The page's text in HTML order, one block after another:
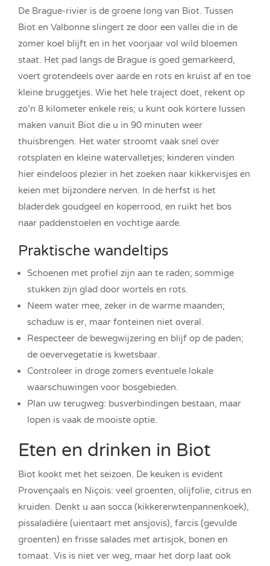
De Brague-rivier is de groene long van Biot. Tussen
Biot en Valbonne slingert ze door een vallei die in de
zomer koel blijft en in het voorjaar vol wild bloemen
staat. Het pad langs de Brague is goed gemarkeerd,
voert grotendeels over aarde en rots en kruist af en toe
kleine bruggetjes. Wie het hele traject doet, rekent op
zo’n 8 kilometer enkele reis; u kunt ook kortere lussen
maken vanuit Biot die u in 90 minuten weer
thuisbrengen. Het water stroomt vaak snel over
rotsplaten en kleine watervalletjes; kinderen vinden
hier eindeloos plezier in het zoeken naar kikkervisjes en
keien met bijzondere nerven. In de herfst is het
bladerdek goudgeel en koperrood, en ruikt het bos
naar paddenstoelen en vochtige aarde.
Praktische wandeltips
Schoenen met profiel zijn aan te raden; sommige
stukken zijn glad door wortels en rots.
Neem water mee, zeker in de warme maanden;
schaduw is er, maar fonteinen niet overal.
Respecteer de bewegwijzering en blijf op de paden;
de oevervegetatie is kwetsbaar.
Controleer in droge zomers eventuele lokale
waarschuwingen voor bosgebieden.
Plan uw terugweg: busverbindingen bestaan, maar
lopen is vaak de mooiste optie.
Eten en drinken in Biot
Biot kookt met het seizoen. De keuken is evident
Provençaals en Niçois: veel groenten, olijfolie, citrus en
kruiden. Denkt u aan socca (kikkererwtenpannenkoek),
pissaladière (uientaart met ansjovis), farcis (gevulde
groenten) en frisse salades met artisjok, bonen en
tomaat. Vis is niet ver weg, maar het dorp laat ook